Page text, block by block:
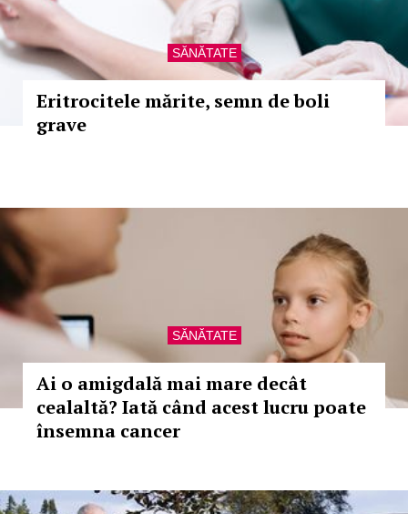
SĂNĂTATE
Eritrocitele mărite, semn de boli
grave
SĂNĂTATE
Ai o amigdală mai mare decât
cealaltă? Iată când acest lucru poate
însemna cancer